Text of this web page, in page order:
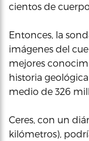
cientos de
Entonces, la
imágenes del
mejores
historia
medio de 326
Ceres, con un
kilómetros),